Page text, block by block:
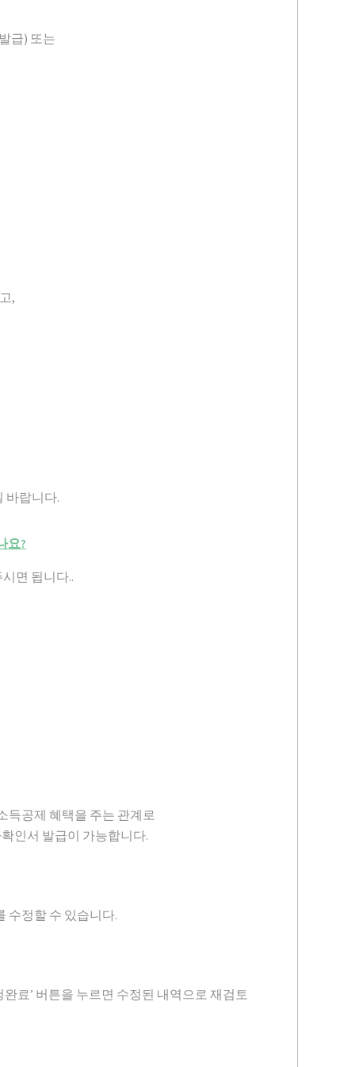
급) 또는
,
바랍니다.
요?
면 됩니다..
득공제 혜택을 주는 관계로
인서 발급이 가능합니다.
수정할 수 있습니다.
료’ 버튼을 누르면 수정된 내역으로 재검토